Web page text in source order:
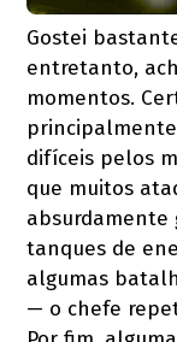
Gostei
entretanto,
momentos.
difíceis pelos
que muitos
absurdamente
tanques de
algumas
— o chefe